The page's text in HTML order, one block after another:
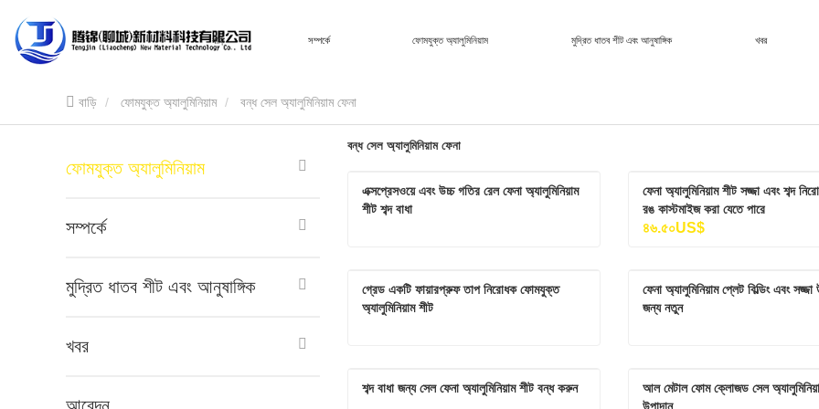
বাড়ি সম্পর্কে ফোমযুক্ত অ্যালুমিনিয়াম মুদ্রিত ধাতব শীট এবং আনুষাঙ্গিক খবর
বাড়ি ফোমযুক্ত অ্যালুমিনিয়াম বন্ধ সেল অ্যালুমিনিয়াম ফেনা
ফোমযুক্ত অ্যালুমিনিয়াম
সম্পর্কে
মুদ্রিত ধাতব শীট এবং আনুষাঙ্গিক
খবর
বন্ধ সেল অ্যালুমিনিয়াম ফেনা
এক্সপ্রেসওয়ে এবং উচ্চ গতির রেল ফেনা অ্যালুমিনিয়াম
শীট শব্দ বাধা
এখনই যোগাযোগ করুন
ফেনা অ্যালুমিনিয়াম শীট সজ্জা এবং শব্দ
রঙ কাস্টমাইজ করা যেতে পারে
৪৬.৫০US$
এখনই যোগাযোগ করুন
গ্রেড একটি ফায়ারপ্রুফ তাপ নিরোধক ফোমযুক্ত
অ্যালুমিনিয়াম শীট
এখনই যোগাযোগ করুন
ফেনা অ্যালুমিনিয়াম প্লেট বিল্ডিং এবং সজ্জা
জন্য নতুন
এখনই যোগাযোগ করুন
শব্দ বাধা জন্য সেল ফেনা অ্যালুমিনিয়াম শীট বন্ধ করুন
আল মেটাল ফোম ক্লোজড সেল